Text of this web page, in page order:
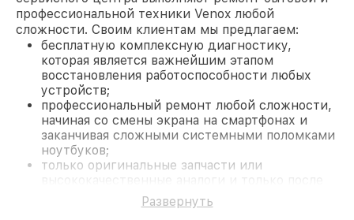
профессиональной техники Venox любой
сложности. Своим клиентам мы предлагаем:
бесплатную комплексную диагностику,
которая является важнейшим этапом
восстановления работоспособности любых
устройств;
профессиональный ремонт любой сложности,
начиная со смены экрана на смартфонах и
заканчивая сложными системными поломками
ноутбуков;
только оригинальные запчасти или
согласования с клиентом.
На все работы и замененные комплектующие
Развернуть